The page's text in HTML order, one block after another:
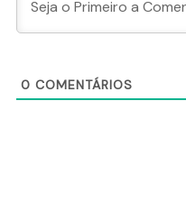
0 COMENTÁRIOS